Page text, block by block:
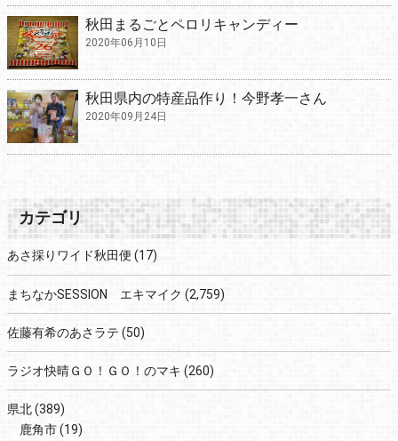
秋田まるごとペロリキャンディー
2020年06月10日
秋田県内の特産品作り！今野孝一さん
2020年09月24日
カテゴリ
あさ採りワイド秋田便 (17)
まちなかSESSION エキマイク (2,759)
佐藤有希のあさラテ (50)
ラジオ快晴ＧＯ！ＧＯ！のマキ (260)
県北(389)
鹿角市(19)